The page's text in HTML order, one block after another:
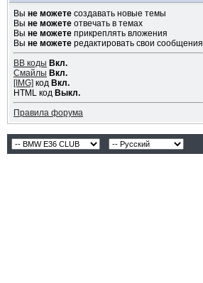
Вы не можетесоздавать новые темы
Вы не можетеотвечать в темах
Вы не можетеприкреплять вложения
Вы не можетередактировать свои сообщения
BB коды Вкл.
Смайлы Вкл.
[IMG] код Вкл.
HTML код Выкл.
Правила форума